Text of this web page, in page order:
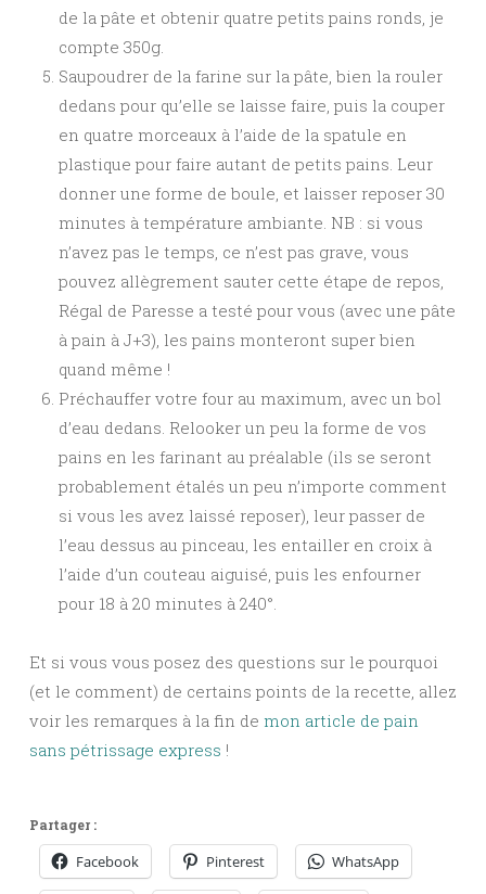
de la pâte et obtenir quatre petits pains ronds, je
compte 350g.
Saupoudrer de la farine sur la pâte, bien la rouler
dedans pour qu’elle se laisse faire, puis la couper
en quatre morceaux à l’aide de la spatule en
plastique pour faire autant de petits pains. Leur
donner une forme de boule, et laisser reposer 30
minutes à température ambiante. NB : si vous
n’avez pas le temps, ce n’est pas grave, vous
pouvez allègrement sauter cette étape de repos,
Régal de Paresse a testé pour vous (avec une pâte
à pain à J+3), les pains monteront super bien
quand même !
Préchauffer votre four au maximum, avec un bol
d’eau dedans. Relooker un peu la forme de vos
pains en les farinant au préalable (ils se seront
probablement étalés un peu n’importe comment
si vous les avez laissé reposer), leur passer de
l’eau dessus au pinceau, les entailler en croix à
l’aide d’un couteau aiguisé, puis les enfourner
pour 18 à 20 minutes à 240°.
Et si vous vous posez des questions sur le pourquoi
(et le comment) de certains points de la recette, allez
voir les remarques à la fin de mon article de pain
sans pétrissage express !
Partager :
Facebook Pinterest WhatsApp